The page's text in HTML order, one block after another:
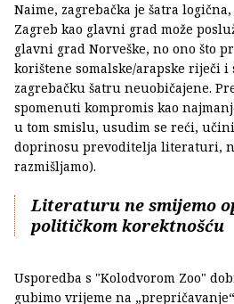
Naime, zagrebačka je šatra
Zagreb kao glavni grad može
glavni grad Norveške, no ono što
korištene somalske/arapske riječi i
zagrebačku šatru neuobičajene.
spomenuti kompromis kao
u tom smislu, usudim se reći,
doprinosu prevoditelja literaturi,
razmišljamo).
Literaturu ne smijemo
političkom korektnošću
Usporedba s "Kolodvorom Zoo"
gubimo vrijeme na